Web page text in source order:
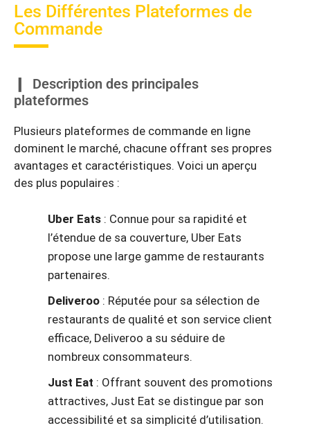
Les Différentes Plateformes de
Commande
Description des principales
plateformes
Plusieurs plateformes de commande en ligne
dominent le marché, chacune offrant ses propres
avantages et caractéristiques. Voici un aperçu
des plus populaires :
Uber Eats : Connue pour sa rapidité et
l’étendue de sa couverture, Uber Eats
propose une large gamme de restaurants
partenaires.
Deliveroo : Réputée pour sa sélection de
restaurants de qualité et son service client
efficace, Deliveroo a su séduire de
nombreux consommateurs.
Just Eat : Offrant souvent des promotions
attractives, Just Eat se distingue par son
accessibilité et sa simplicité d’utilisation.